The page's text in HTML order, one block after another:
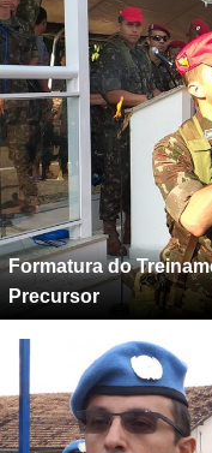
Formatura do
Precursor